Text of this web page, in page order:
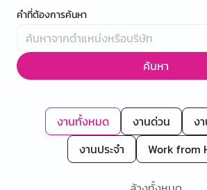
คำที่ต้องการค้นหา
ค้นหา
งานทั้งหมด งานด่วน
ง
งานประจำ
Work from